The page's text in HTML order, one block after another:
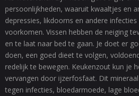
persoonlijkheden, waaruit kwaaltjes en
depressies, likdoorns en andere
voorkomen. Vissen hebben de neiging
en te laat naar bed te gaan. Je doet er
doen, een goed dieet te volgen,
redelijk te bewegen. Keukenzout kun je
vervangen door ijzerfosfaat. Dit
tegen infecties, bloedarmoede, lage